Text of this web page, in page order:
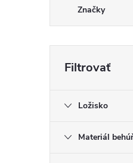
Značky
Ložisko
Materiál